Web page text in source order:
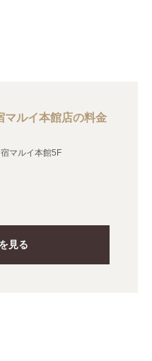
マルイ本館店の料金
マルイ本館5F
見る